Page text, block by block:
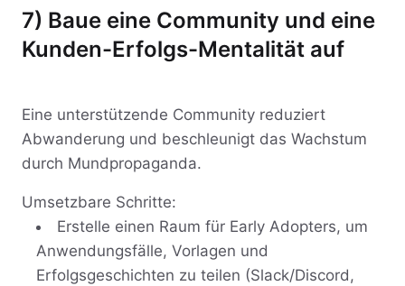
7) Baue eine Community und eine
Kunden-Erfolgs-Mentalität auf
Eine unterstützende Community reduziert
Abwanderung und beschleunigt das Wachstum
durch Mundpropaganda.
Umsetzbare Schritte:
Erstelle einen Raum für Early Adopters, um
Anwendungsfälle, Vorlagen und
Erfolgsgeschichten zu teilen (Slack/Discord,